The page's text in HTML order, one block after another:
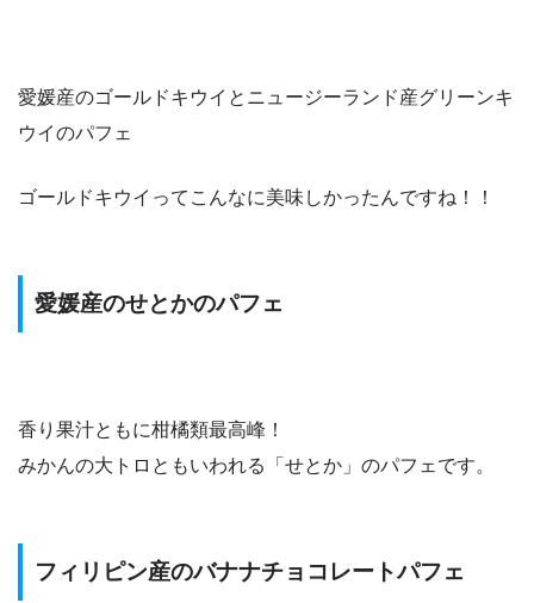
愛媛産のゴールドキウイとニュージーランド産グリーンキ
ウイのパフェ
ゴールドキウイってこんなに美味しかったんですね！！
愛媛産のせとかのパフェ
香り果汁ともに柑橘類最高峰！
みかんの大トロともいわれる「せとか」のパフェです。
フィリピン産のバナナチョコレートパフェ